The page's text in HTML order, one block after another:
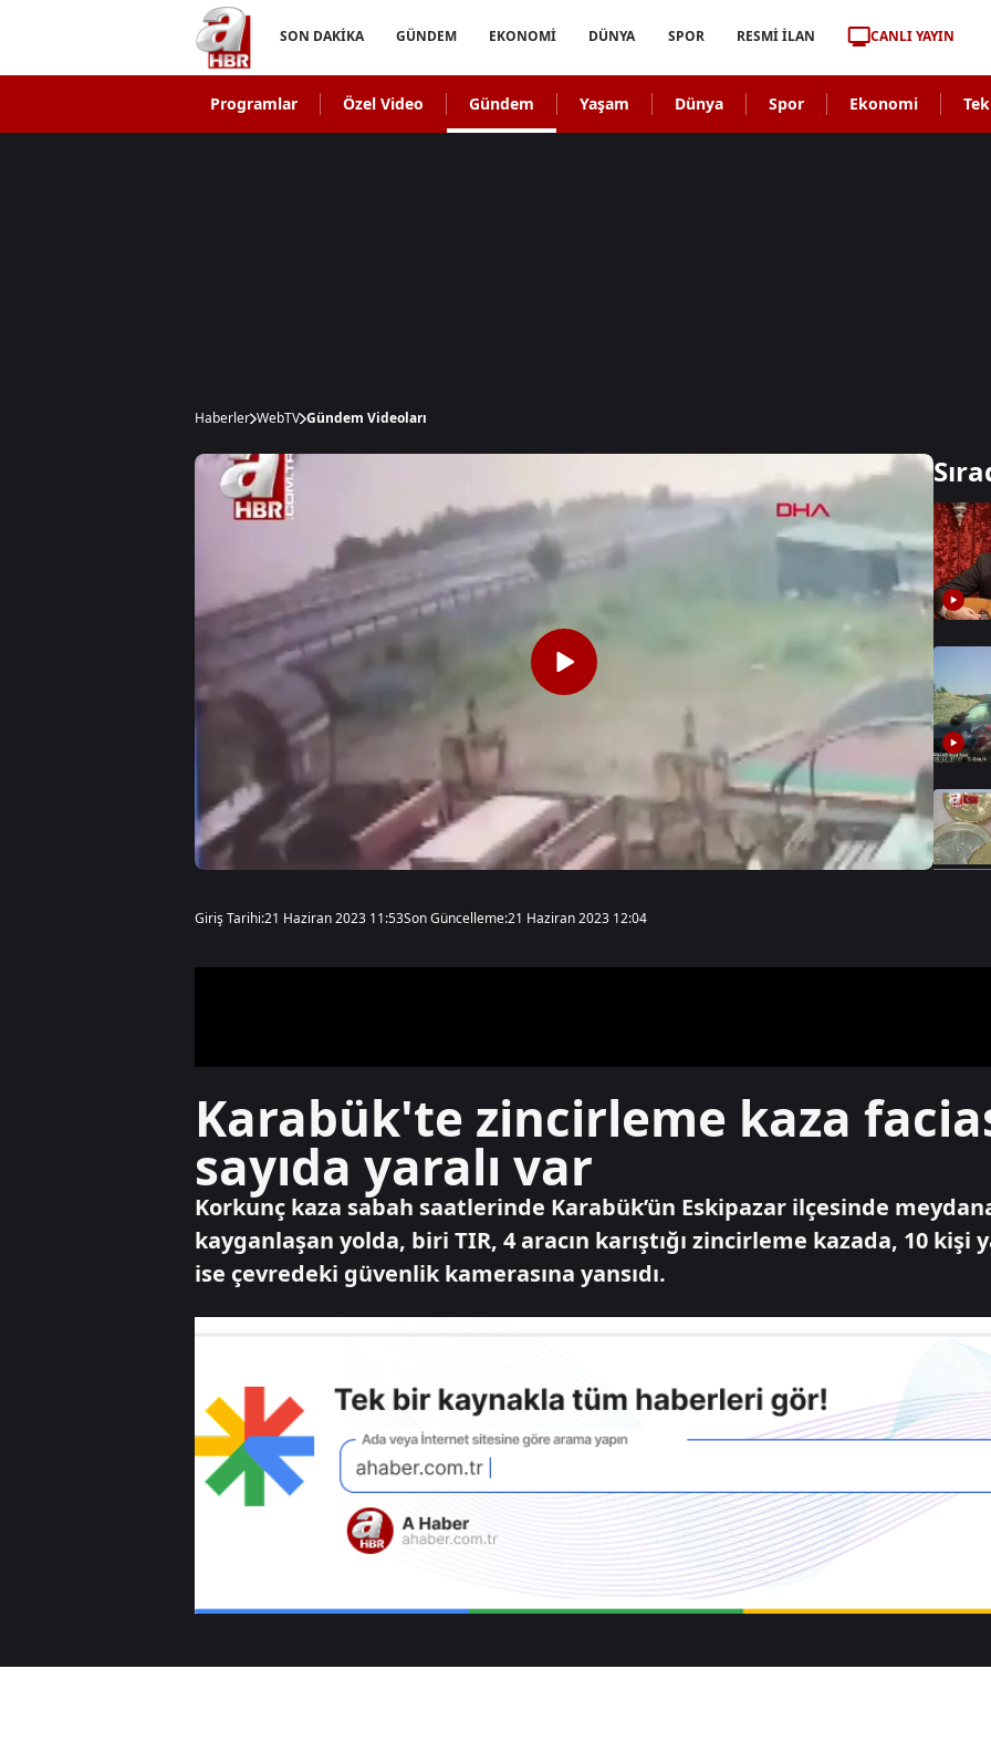
SON DAKİKA GÜNDEM EKONOMİ DÜNYA SPOR RESMİ İLAN CANLI YAYIN
Programlar Özel Video Gündem Yaşam Dünya Spor Ekonomi
Haberler WebTV Gündem Videoları
Giriş Tarihi:21 Haziran 2023 11:53Son Güncelleme:21 Haziran 2023 12:04
Karabük'te zincirleme kaza
sayıda yaralı var
Korkunç kaza sabah saatlerinde Karabük’ün Eskipazar ilçesinde
kayganlaşan yolda, biri TIR, 4 aracın karıştığı zincirleme kazada, 10 kişi
ise çevredeki güvenlik kamerasına yansıdı.